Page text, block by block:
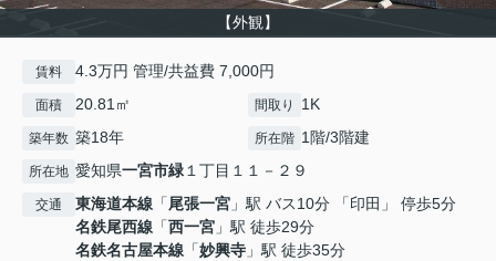
【外観】
賃料 4.3万円 管理/共益費 7,000円
面積 20.81㎡ 間取り 1K
築年数 築18年 所在階 1階/3階建
所在地 愛知県一宮市緑 １丁目１１－２９
交通 東海道本線 「尾張一宮 」駅 バス10分 「印田」 停歩5分
名鉄尾西線 「西一宮 」駅 徒歩29分
名鉄名古屋本線 「妙興寺 」駅 徒歩35分